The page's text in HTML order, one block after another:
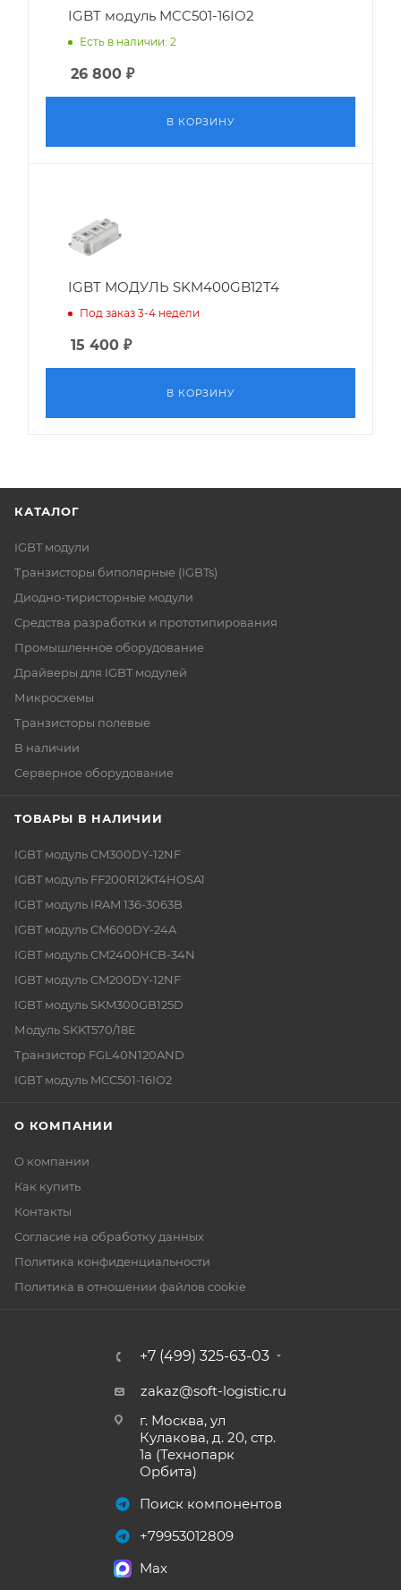
IGBT модуль MCC501-16IO2
Есть в наличии: 2
26 800 ₽
В КОРЗИНУ
IGBT МОДУЛЬ SKM400GB12T4
Под заказ 3-4 недели
15 400 ₽
В КОРЗИНУ
КАТАЛОГ
IGBT модули
Транзисторы биполярные (IGBTs)
Диодно-тиристорные модули
Средства разработки и прототипирования
Промышленное оборудование
Драйверы для IGBT модулей
Микросхемы
Транзисторы полевые
В наличии
Серверное оборудование
ТОВАРЫ В НАЛИЧИИ
IGBT модуль CM300DY-12NF
IGBT модуль FF200R12KT4HOSA1
IGBT модуль IRAM 136-3063B
IGBT модуль CM600DY-24A
IGBT модуль CM2400HCB-34N
IGBT модуль CM200DY-12NF
IGBT модуль SKM300GB125D
Модуль SKKT570/18E
Транзистор FGL40N120AND
IGBT модуль MCC501-16IO2
О КОМПАНИИ
О компании
Как купить
Контакты
Согласие на обработку данных
Политика конфиденциальности
Политика в отношении файлов cookie
+7 (499) 325-63-03
zakaz@soft-logistic.ru
г. Москва, ул
Кулакова, д. 20, стр.
1а (Технопарк
Орбита)
Поиск компонентов
+79953012809
Max